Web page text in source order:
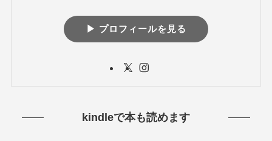
▶︎ プロフィールを見る
kindleで本も読めます